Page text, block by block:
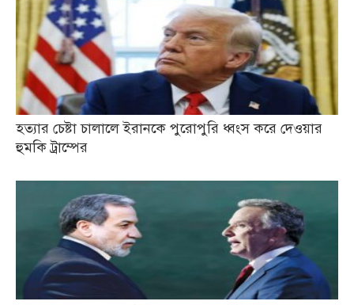
হত্যার চেষ্টা চালালে ইরানকে পুরোপুরি ধ্বংস করে দেওয়ার
হুমকি ট্রাম্পের